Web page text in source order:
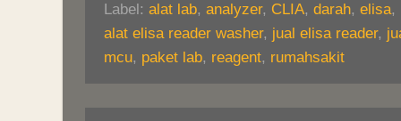
Label: alat lab, analyzer, CLIA, darah, elisa,
alat elisa reader washer, jual elisa reader,
mcu, paket lab, reagent, rumahsakit